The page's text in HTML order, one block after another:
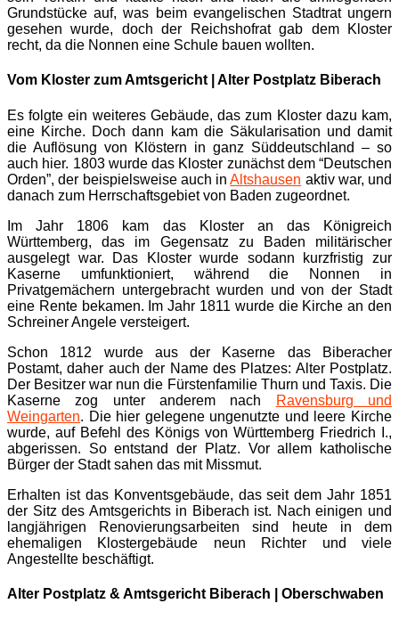
Grundstücke auf, was beim evangelischen Stadtrat ungern
gesehen wurde, doch der Reichshofrat gab dem Kloster
recht, da die Nonnen eine Schule bauen wollten.
Vom Kloster zum Amtsgericht | Alter Postplatz Biberach
Es folgte ein weiteres Gebäude, das zum Kloster dazu kam,
eine Kirche. Doch dann kam die Säkularisation und damit
die Auflösung von Klöstern in ganz Süddeutschland – so
auch hier. 1803 wurde das Kloster zunächst dem “Deutschen
Orden”, der beispielsweise auch inAltshausen aktiv war, und
danach zum Herrschaftsgebiet von Baden zugeordnet.
Im Jahr 1806 kam das Kloster an das Königreich
Württemberg, das im Gegensatz zu Baden militärischer
ausgelegt war. Das Kloster wurde sodann kurzfristig zur
Kaserne umfunktioniert, während die Nonnen in
Privatgemächern untergebracht wurden und von der Stadt
eine Rente bekamen. Im Jahr 1811 wurde die Kirche an den
Schreiner Angele versteigert.
Schon 1812 wurde aus der Kaserne das Biberacher
Postamt, daher auch der Name des Platzes: Alter Postplatz.
Der Besitzer war nun die Fürstenfamilie Thurn und Taxis. Die
Kaserne zog unter anderem nach
Ravensburg und
Weingarten. Die hier gelegene ungenutzte und leere Kirche
wurde, auf Befehl des Königs von Württemberg Friedrich I.,
abgerissen. So entstand der Platz. Vor allem katholische
Bürger der Stadt sahen das mit Missmut.
Erhalten ist das Konventsgebäude, das seit dem Jahr 1851
der Sitz des Amtsgerichts in Biberach ist. Nach einigen und
langjährigen Renovierungsarbeiten sind heute in dem
ehemaligen Klostergebäude neun Richter und viele
Angestellte beschäftigt.
Alter Postplatz & Amtsgericht Biberach | Oberschwaben